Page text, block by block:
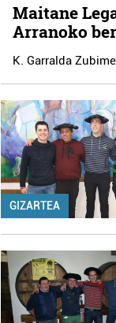
Maitane
Arranoko
K. Garralda
GIZARTEA